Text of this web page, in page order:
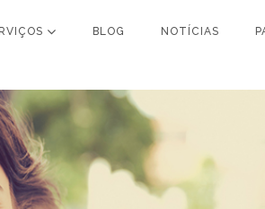
BLOG NOTÍCIAS